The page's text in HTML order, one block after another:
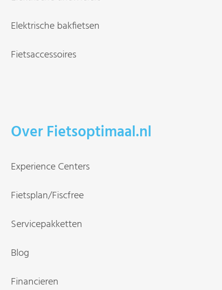
Elektrische bakfietsen
Fietsaccessoires
Over Fietsoptimaal.nl
Experience Centers
Fietsplan/Fiscfree
Servicepakketten
Blog
Financieren